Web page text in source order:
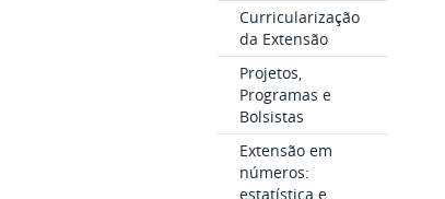
Curricularização
da Extensão
Projetos,
Programas e
Bolsistas
Extensão em
números:
estatística e